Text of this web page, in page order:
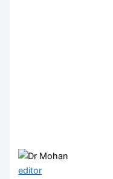
editor